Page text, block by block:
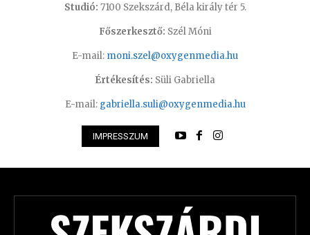
Studió: 7100 Szekszárd, Béla király tér 5.
Főszerkesztő: Szél Móni
E-mail: moni.szel@oxygenmedia.hu
Értékesítés: Süli Gabriella
E-mail: gabriella.suli@oxygenmedia.hu
IMPRESSZUM